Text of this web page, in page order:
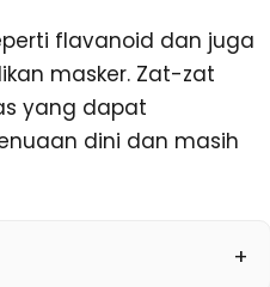
flavanoid dan juga
masker. Zat-zat
yang dapat
dini dan masih